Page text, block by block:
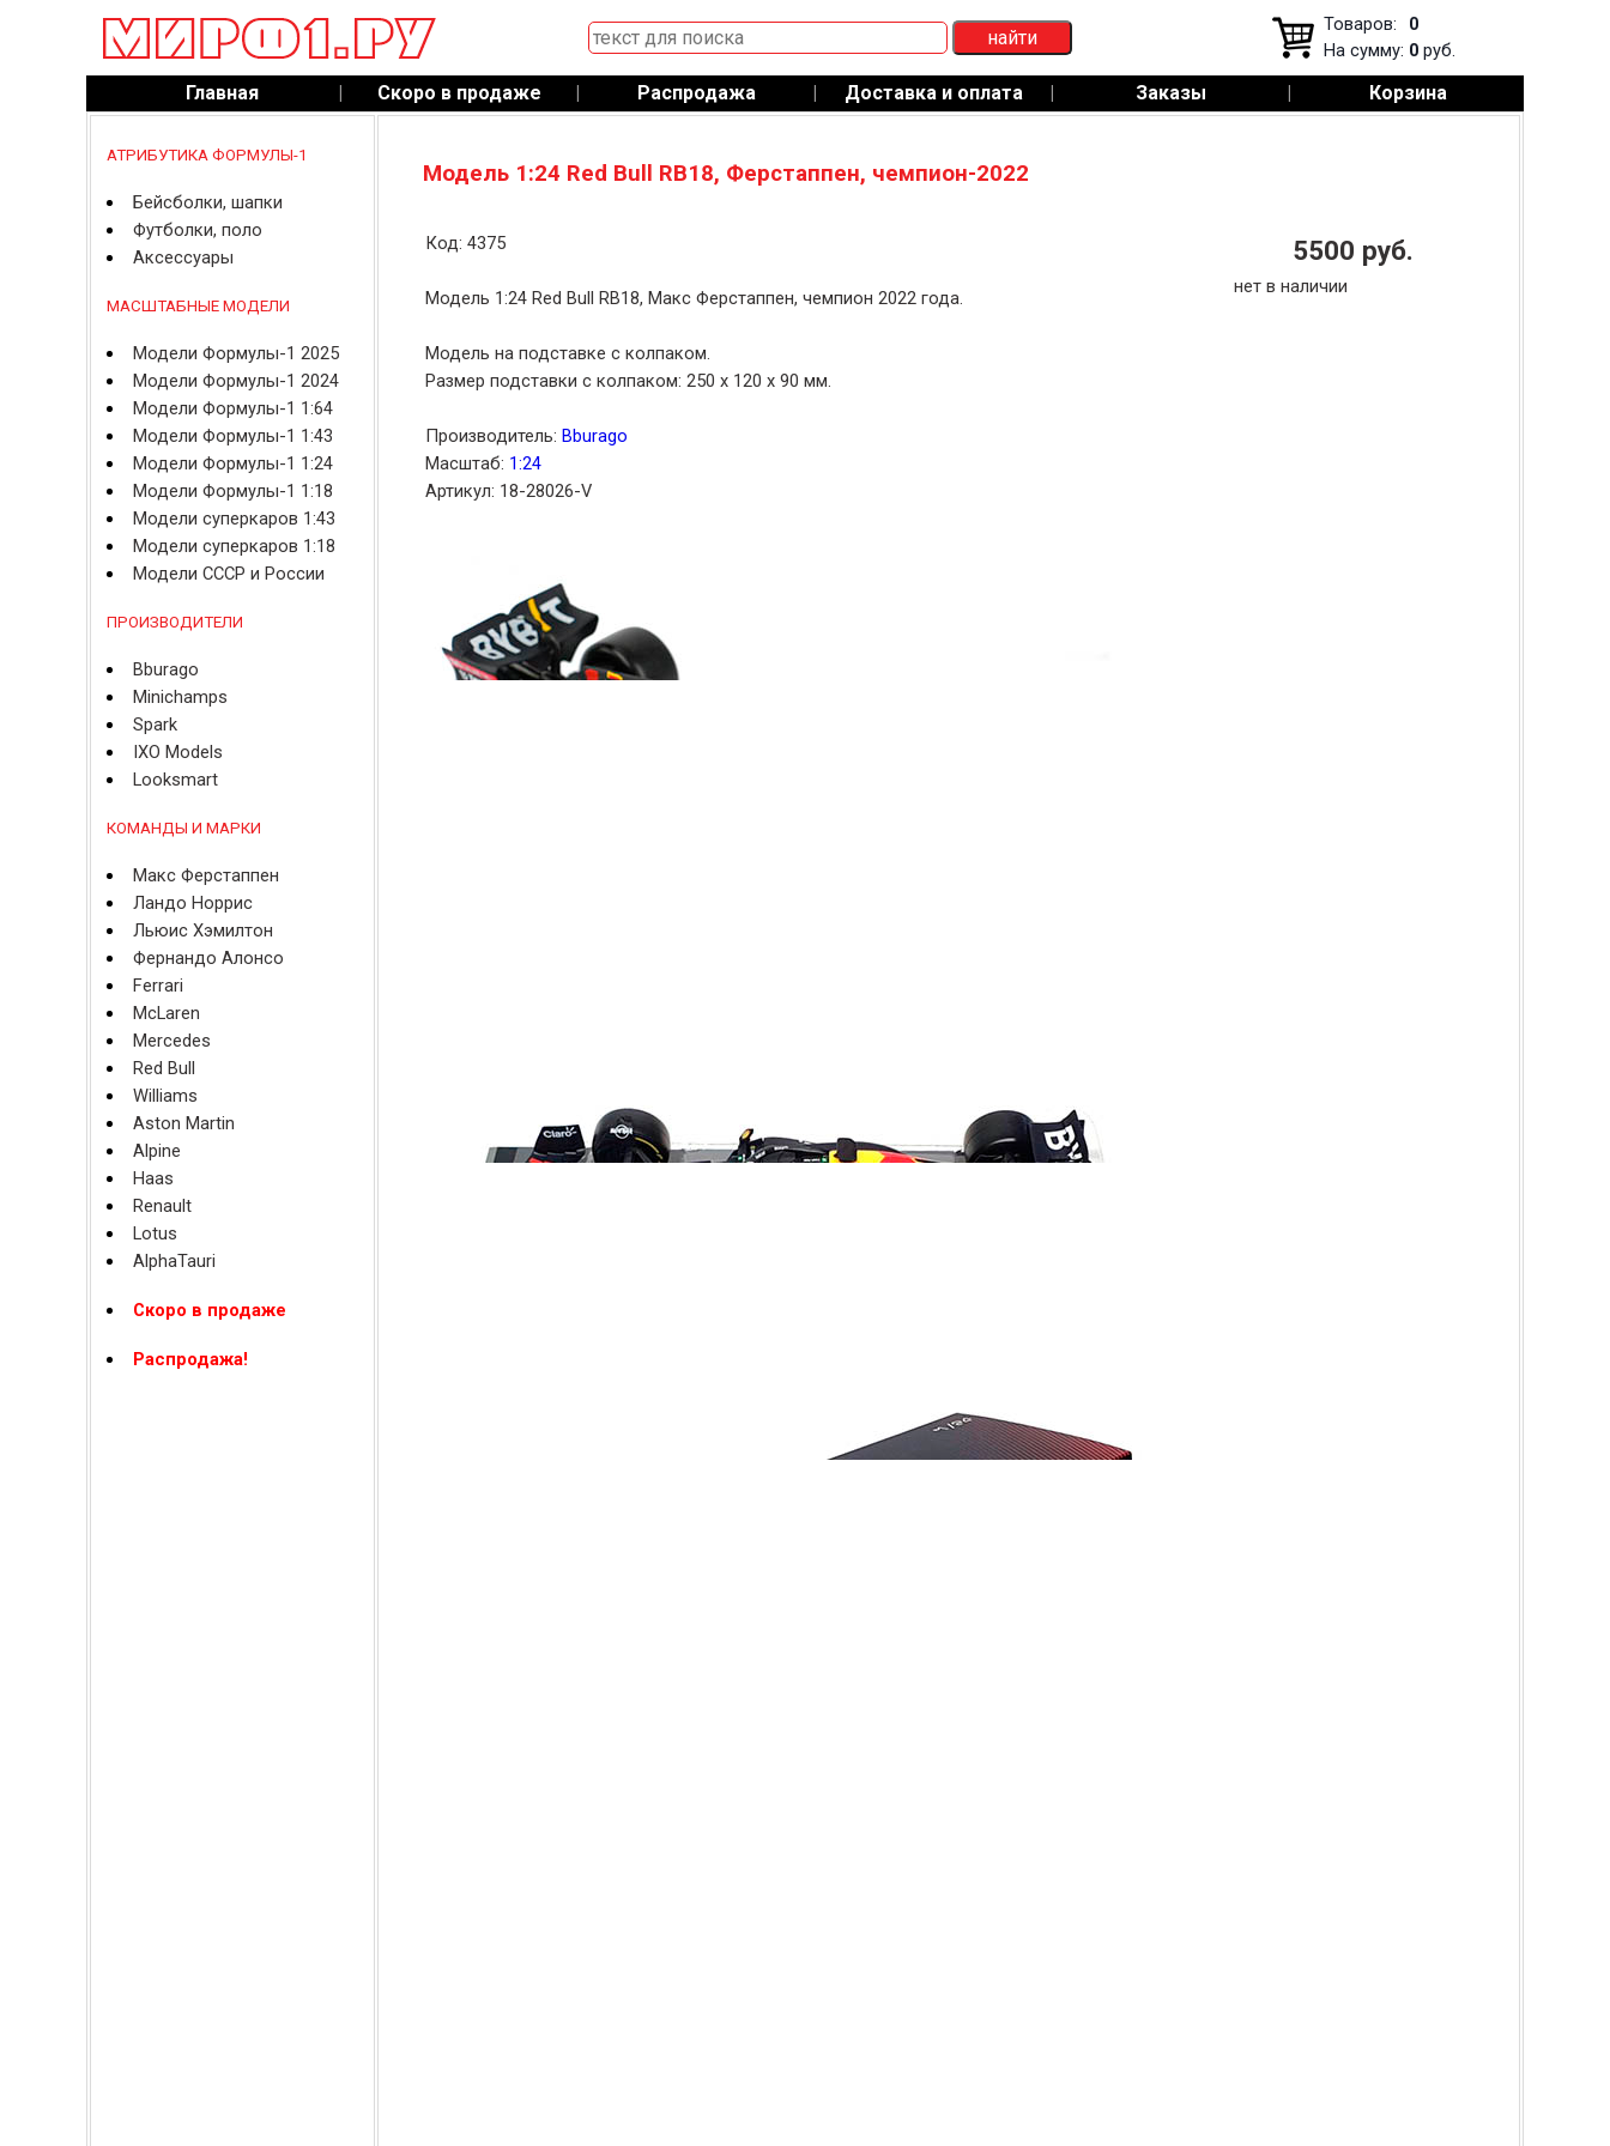
Товаров:
0
На сумму: 0 руб.
Главная | Скоро в продаже | Распродажа | Доставка и оплата | Заказы | Корзина
АТРИБУТИКА ФОРМУЛЫ-1
Бейсболки, шапки
Футболки, поло
Аксессуары
МАСШТАБНЫЕ МОДЕЛИ
Модели Формулы-1 2025
Модели Формулы-1 2024
Модели Формулы-1 1:64
Модели Формулы-1 1:43
Модели Формулы-1 1:24
Модели Формулы-1 1:18
Модели суперкаров 1:43
Модели суперкаров 1:18
Модели СССР и России
ПРОИЗВОДИТЕЛИ
Bburago
Minichamps
Spark
IXO Models
Looksmart
КОМАНДЫ И МАРКИ
Макс Ферстаппен
Ландо Норрис
Льюис Хэмилтон
Фернандо Алонсо
Ferrari
McLaren
Mercedes
Red Bull
Williams
Aston Martin
Alpine
Haas
Renault
Lotus
AlphaTauri
Скоро в продаже
Распродажа!
Модель 1:24 Red Bull RB18, Ферстаппен, чемпион-2022
Код: 4375
Модель 1:24 Red Bull RB18, Макс Ферстаппен, чемпион 2022 года.
Модель на подставке с колпаком.
Размер подставки с колпаком: 250 x 120 x 90 мм.
Производитель: Bburago
Масштаб: 1:24
Артикул: 18-28026-V
5500 руб.
нет в наличии